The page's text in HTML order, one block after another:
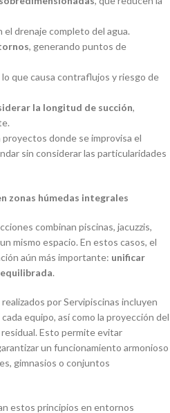
el drenaje completo del agua.
, generando puntos de
lo que causa contraflujos y riesgo de
la longitud de succión,
donde se improvisa el
sin considerar las particularidades
zonas húmedas integrales
combinan piscinas, jacuzzis,
mismo espacio. En estos casos, el
aún más importante: unificar
.
realizados por Servipiscinas incluyen
equipo, así como la proyección del
Esto permite evitar
un funcionamiento armonioso
gimnasios o conjuntos
estos principios en entornos